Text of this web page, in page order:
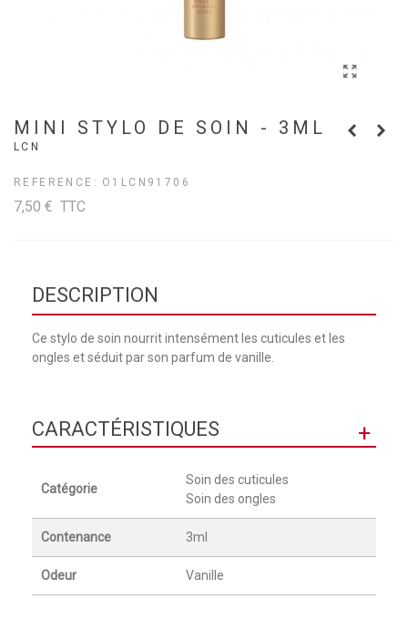
MINI STYLO DE SOIN - 3ML
LCN
REFERENCE: O1LCN91706
7,50 € TTC
DESCRIPTION
Ce stylo de soin nourrit intensément les cuticules et les
ongles et séduit par son parfum de vanille.
CARACTÉRISTIQUES +
Catégorie
Soin des cuticules
Soin des ongles
Contenance 3ml
Odeur Vanille